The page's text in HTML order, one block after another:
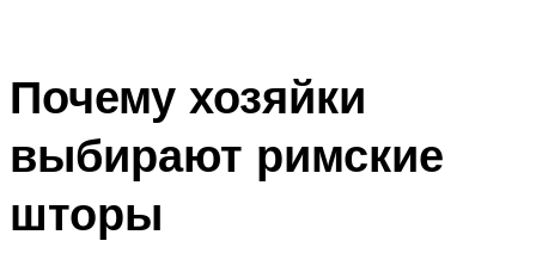
Почему хозяйки
выбирают римские
шторы